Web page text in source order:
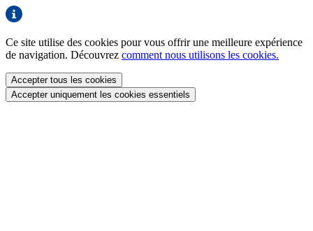
Ce site utilise des cookies pour vous offrir une meilleure expérience
de navigation. Découvrez comment nous utilisons les cookies.
Accepter tous les cookies
Accepter uniquement les cookies essentiels